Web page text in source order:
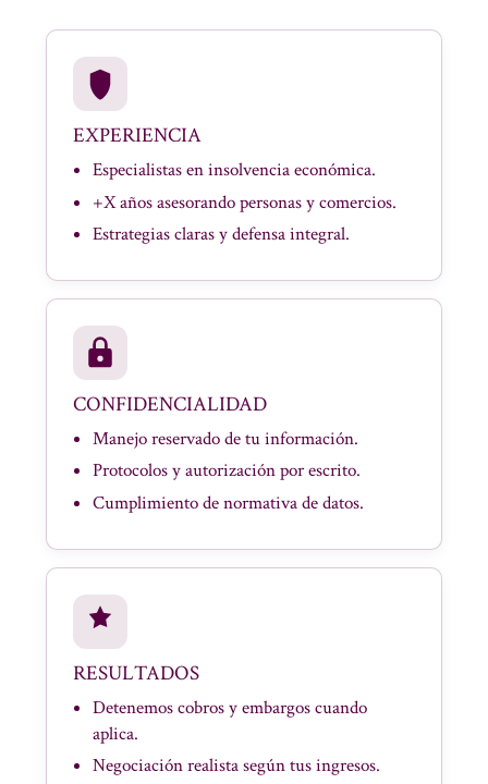
EXPERIENCIA
Especialistas en insolvencia económica.
+X años asesorando personas y comercios.
Estrategias claras y defensa integral.
CONFIDENCIALIDAD
Manejo reservado de tu información.
Protocolos y autorización por escrito.
Cumplimiento de normativa de datos.
RESULTADOS
Detenemos cobros y embargos cuando
aplica.
Negociación realista según tus ingresos.